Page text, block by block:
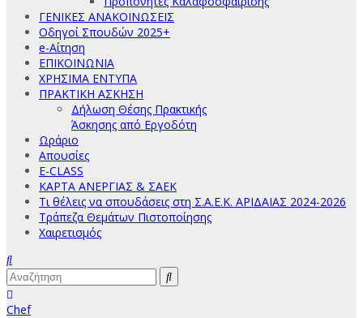
ΓΕΝΙΚΕΣ ΑΝΑΚΟΙΝΩΣΕΙΣ
Οδηγοί Σπουδών 2025+
e-Αίτηση
ΕΠΙΚΟΙΝΩΝΙΑ
ΧΡΗΣΙΜΑ ΕΝΤΥΠΑ
ΠΡΑΚΤΙΚΗ ΑΣΚΗΣΗ
Δήλωση Θέσης Πρακτικής
Άσκησης από Εργοδότη
Ωράριο
Απουσίες
E-CLASS
ΚΑΡΤΑ ΑΝΕΡΓΙΑΣ & ΣΑΕΚ
Τι θέλεις να σπουδάσεις στη Σ.Α.Ε.Κ. ΑΡΙΔΑΙΑΣ 2024-2026
Τράπεζα Θεμάτων Πιστοποίησης
Χαιρετισμός
Chef